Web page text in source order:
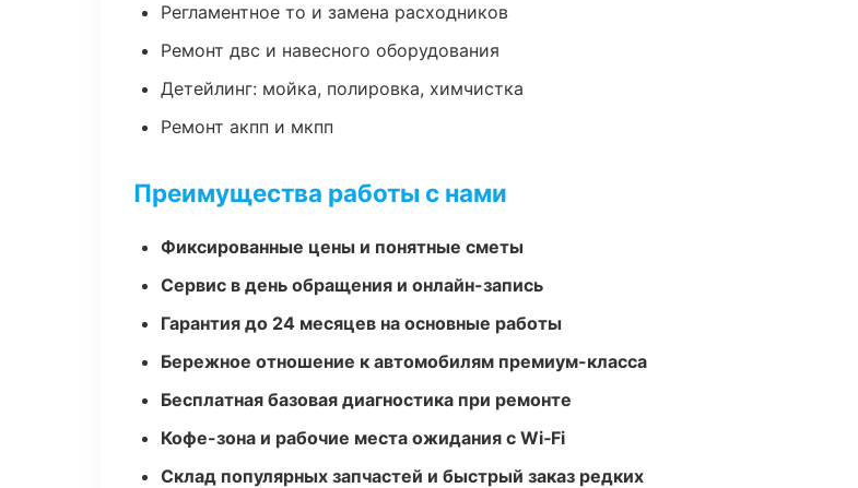
Регламентное то и замена расходников
Ремонт двс и навесного оборудования
Детейлинг: мойка, полировка, химчистка
Ремонт акпп и мкпп
Преимущества работы с нами
Фиксированные цены и понятные сметы
Сервис в день обращения и онлайн-запись
Гарантия до 24 месяцев на основные работы
Бережное отношение к автомобилям премиум-класса
Бесплатная базовая диагностика при ремонте
Кофе-зона и рабочие места ожидания с Wi‑Fi
Склад популярных запчастей и быстрый заказ редких